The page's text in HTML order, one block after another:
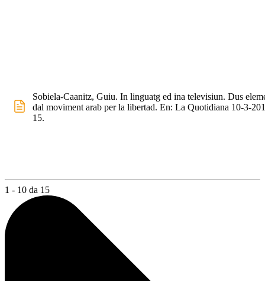
Sobiela-Caanitz, Guiu. In linguatg ed ina televisiun. Dus
dal moviment arab per la libertad. En: La Quotidiana 10-3-
15.
1 - 10 da 15